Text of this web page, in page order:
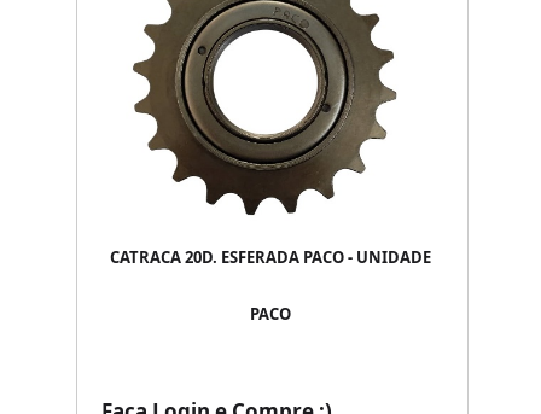
CATRACA 20D. ESFERADA PACO - UNIDADE
PACO